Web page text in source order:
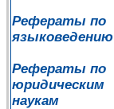
Рефераты по
языковедению
Рефераты по
юридическим
наукам